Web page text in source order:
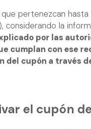
pertenezcan
considerando la
por las
cumplan con ese
del cupón a través
el cupón